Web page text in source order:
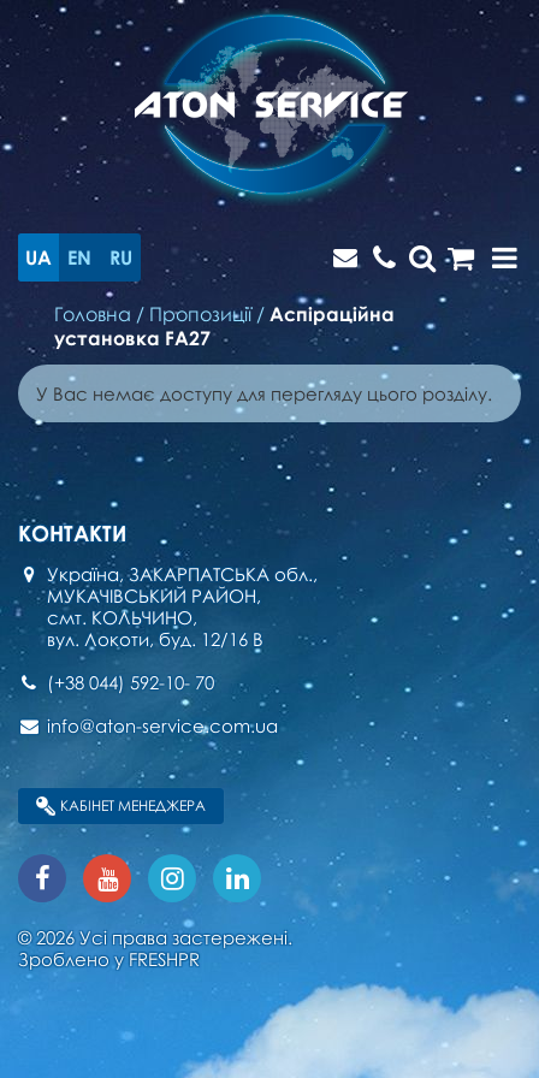
UA EN RU
Головна / Пропозиції/ Аспіраційна
установка FA27
У Вас немає доступу для перегляду цього розділу.
КОНТАКТИ
Україна, ЗАКАРПАТСЬКА обл.,
МУКАЧІВСЬКИЙ РАЙОН,
смт. КОЛЬЧИНО,
вул. Локоти, буд. 12/16 В
(+38 044) 592-10- 70
info@aton-service.com.ua
КАБІНЕТ МЕНЕДЖЕРА
© 2026 Усі права застережені.
Зроблено уFRESHPR